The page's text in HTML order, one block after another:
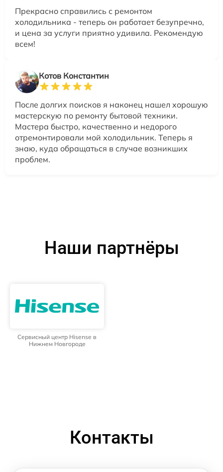
Прекрасно справились с ремонтом
холодильника - теперь он работает безупречно,
и цена за услуги приятно удивила. Рекомендую
всем!
Котов Константин
После долгих поисков я наконец нашел хорошую
мастерскую по ремонту бытовой техники.
Мастера быстро, качественно и недорого
отремонтировали мой холодильник. Теперь я
знаю, куда обращаться в случае возникших
проблем.
Наши партнёры
Сервисный центр Hisense в
Нижнем Новгороде
Контакты